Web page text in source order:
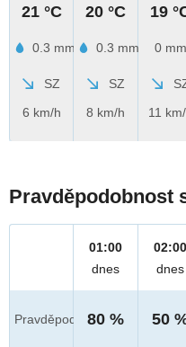
21 °C
0.3 mm
SZ
6 km/h
20 °C
0.3 mm
SZ
8 km/h
19
0 mm
11
Pravděpodobnost
Pravděpod.
01:00
dnes
80 %
02:00
dnes
50